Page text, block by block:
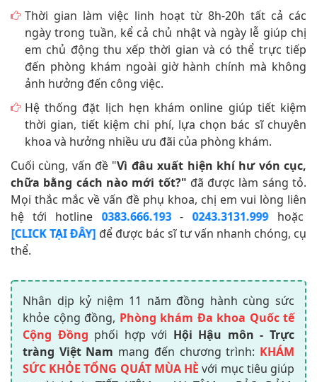
Thời gian làm việc linh hoạt từ 8h-20h tất cả các
ngày trong tuần, kể cả chủ nhật và ngày lễ giúp chị
em chủ động thu xếp thời gian và có thể trực tiếp
đến phòng khám ngoài giờ hành chính mà không
ảnh hưởng đến công việc.
Hệ thống đặt lịch hẹn khám online giúp tiết kiệm
thời gian, tiết kiệm chi phí, lựa chọn bác sĩ chuyên
khoa và hưởng nhiều ưu đãi của phòng khám.
Cuối cùng, vấn đề "Vì đâu xuất hiện khí hư vón cục,
chữa bằng cách nào mới tốt?" đã được làm sáng tỏ.
Mọi thắc mắc về vấn đề phụ khoa, chị em vui lòng liên
hệ tới hotline
0383.666.193 - 0243.3131.999 hoặc
[CLICK TẠI ĐÂY] để được bác sĩ tư vấn nhanh chóng, cụ
thể.
Nhân dịp kỷ niệm 11 năm đồng hành cùng sức
khỏe cộng đồng, Phòng khám Đa khoa Quốc tế
Cộng Đồng phối hợp với Hội Hậu môn - Trực
tràng Việt Nam mang đến chương trình: KHÁM
SỨC KHỎE TỔNG QUÁT MÙA HÈ với mục tiêu giúp